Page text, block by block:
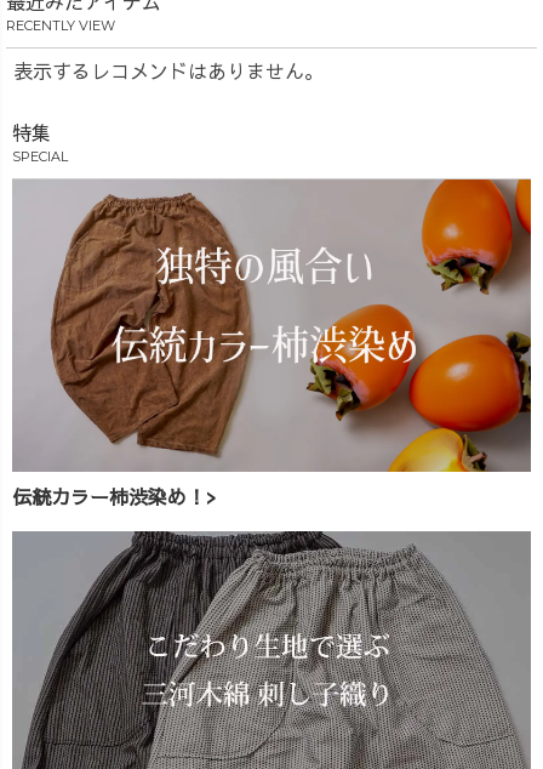
RECENTLY VIEW
表示するレコメンドはありません。
特集
SPECIAL
伝統カラー柿渋染め！>